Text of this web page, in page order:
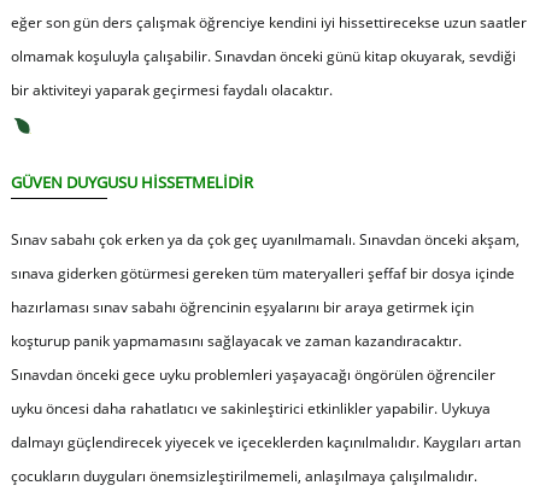
eğer son gün ders çalışmak öğrenciye kendini iyi hissettirecekse uzun saatler
olmamak koşuluyla çalışabilir. Sınavdan önceki günü kitap okuyarak, sevdiği
bir aktiviteyi yaparak geçirmesi faydalı olacaktır.
GÜVEN DUYGUSU HİSSETMELİDİR
Sınav sabahı çok erken ya da çok geç uyanılmamalı. Sınavdan önceki akşam,
sınava giderken götürmesi gereken tüm materyalleri şeffaf bir dosya içinde
hazırlaması sınav sabahı öğrencinin eşyalarını bir araya getirmek için
koşturup panik yapmamasını sağlayacak ve zaman kazandıracaktır.
Sınavdan önceki gece uyku problemleri yaşayacağı öngörülen öğrenciler
uyku öncesi daha rahatlatıcı ve sakinleştirici etkinlikler yapabilir. Uykuya
dalmayı güçlendirecek yiyecek ve içeceklerden kaçınılmalıdır. Kaygıları artan
çocukların duyguları önemsizleştirilmemeli, anlaşılmaya çalışılmalıdır.